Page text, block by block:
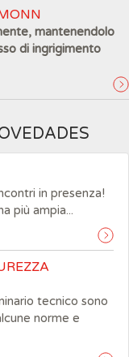
mantenendolo
di ingrigimento
in presenza!
più ampia...
tecnico sono
norme e